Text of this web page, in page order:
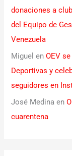
donaciones a
del Equipo de
Venezuela
Miguel enOEV
Deportivas y
seguidores en
José Medina en
cuarentena